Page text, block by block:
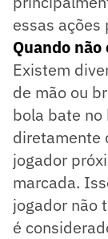
essas
Quando
Existem
de mão ou
bola bate no
diretamente
jogador
marcada.
jogador não
é